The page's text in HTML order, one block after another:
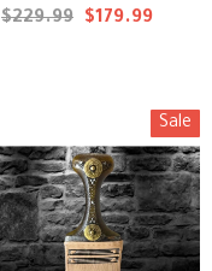
$229.99 $179.99
Sale